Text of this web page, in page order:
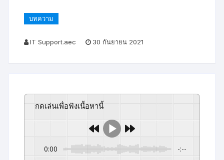
บทความ
IT Support.aec 30 กันยายน 2021
กดเล่นเพื่อฟังเนื้อหานี้
0:00 -:--